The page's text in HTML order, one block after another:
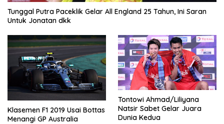
Tunggal Putra Paceklik Gelar All England 25 Tahun, Ini Saran
Untuk Jonatan dkk
Klasemen F1 2019 Usai Bottas
Menangi GP Australia
Tontowi Ahmad/Liliyana
Natsir Sabet Gelar Juara
Dunia Kedua